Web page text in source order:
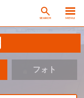
SEARCH MENU
フォト